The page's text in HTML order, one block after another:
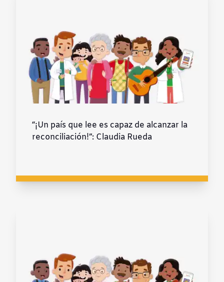
“¡Un país que lee es capaz de alcanzar la
reconciliación!”: Claudia Rueda